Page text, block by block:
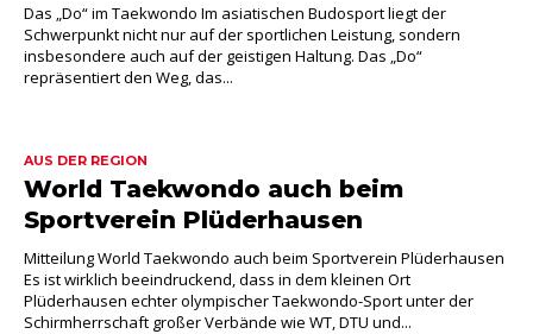
Das „Do“ im Taekwondo Im asiatischen Budosport liegt der
Schwerpunkt nicht nur auf der sportlichen Leistung, sondern
insbesondere auch auf der geistigen Haltung. Das „Do“
repräsentiert den Weg, das...
AUS DER REGION
World Taekwondo auch beim
Sportverein Plüderhausen
Mitteilung World Taekwondo auch beim Sportverein Plüderhausen
Es ist wirklich beeindruckend, dass in dem kleinen Ort
Plüderhausen echter olympischer Taekwondo-Sport unter der
Schirmherrschaft großer Verbände wie WT, DTU und...